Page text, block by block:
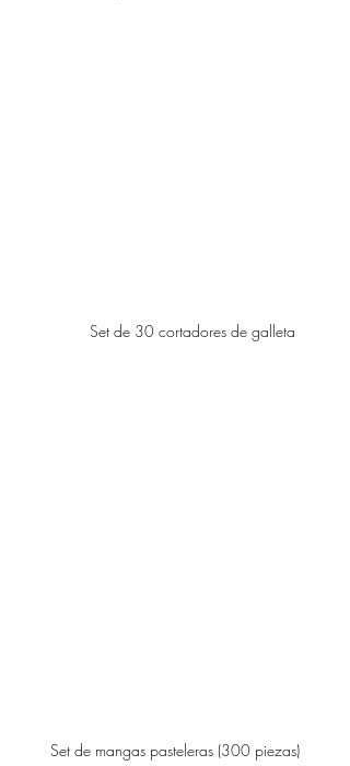
Set de 30 cortadores de galleta
Set de mangas pasteleras (300 piezas)